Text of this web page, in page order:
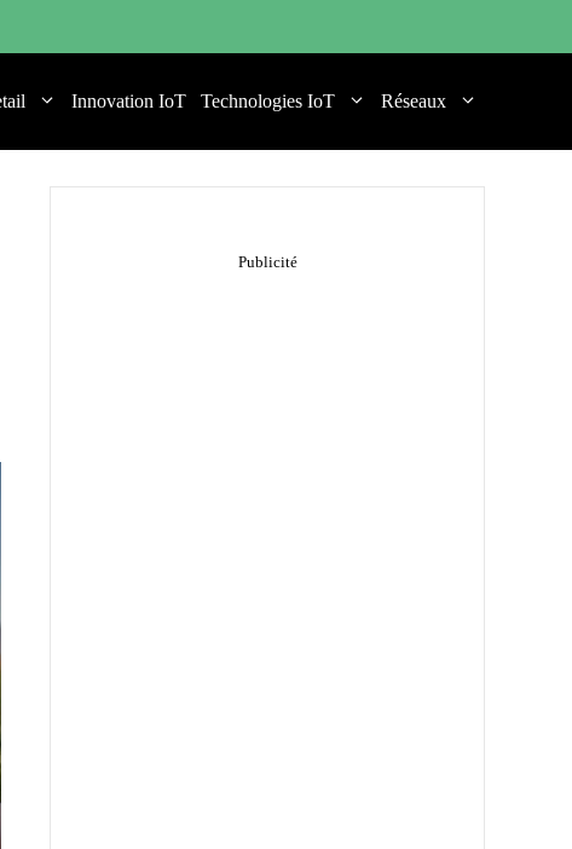
Innovation IoT Technologies IoT Réseaux